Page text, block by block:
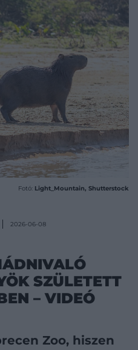
Fotó: Light_Mountain, Shutterstock
2026-06-08
SZÜLETETT
– VIDEÓ
Zoo, hiszen